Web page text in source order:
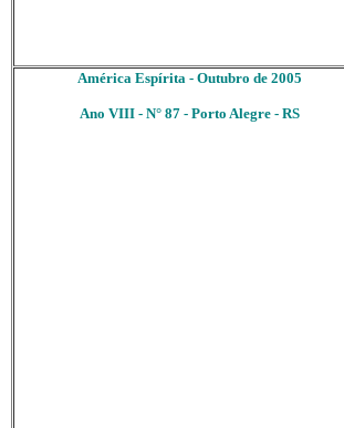
América Espírita - Outubro de 2005
Ano VIII - N° 87 - Porto Alegre - RS